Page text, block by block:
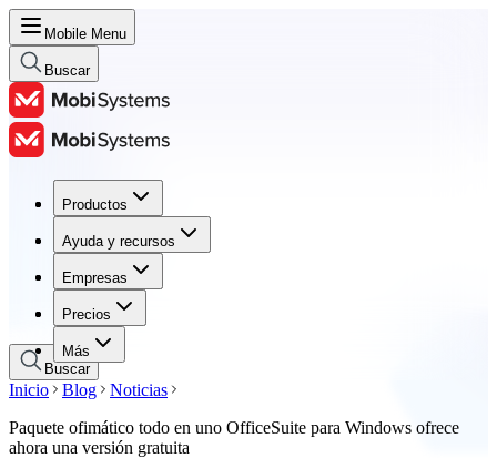
Mobile Menu
Buscar
Productos
Ayuda y recursos
Empresas
Precios
Más
Productos
Ayuda y recursos
Empresas
Precios
Buscar
Inicio Blog
Noticias
Paquete ofimático todo en uno OfficeSuite para Windows ofrece
ahora una versión gratuita